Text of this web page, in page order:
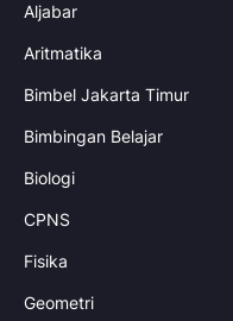
Aljabar
Aritmatika
Bimbel Jakarta Timur
Bimbingan Belajar
Biologi
CPNS
Fisika
Geometri